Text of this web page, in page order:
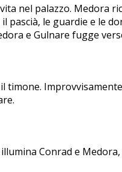
nel palazzo. Medora
le guardie e le
e Gulnare fugge
timone.
Conrad e